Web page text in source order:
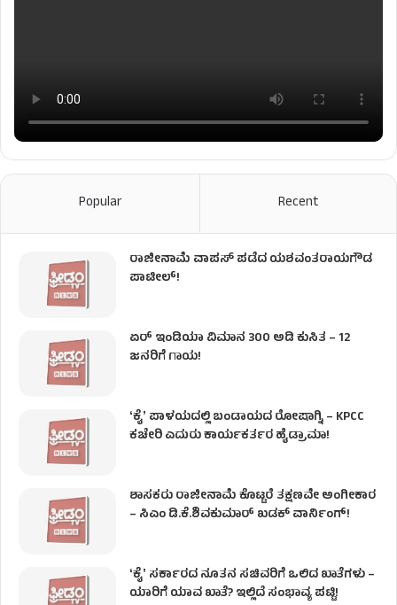
Popular Recent
ರಾಜೀನಾಮೆ ವಾಪಸ್ ಪಡೆದ ಯಶವಂತರಾಯಗೌಡ
ಪಾಟೀಲ್‌!
ಏರ್ ಇಂಡಿಯಾ ವಿಮಾನ 300 ಅಡಿ ಕುಸಿತ – 12
ಜನರಿಗೆ ಗಾಯ!
ʻಕೈʼ​ ಪಾಳಯದಲ್ಲಿ ಬಂಡಾಯದ ರೋಷಾಗ್ನಿ – KPCC
ಕಚೇರಿ ಎದುರು ಕಾರ್ಯಕರ್ತರ ಹೈಡ್ರಾಮಾ!
ಶಾಸಕರು ರಾಜೀನಾಮೆ ಕೊಟ್ಟರೆ ತಕ್ಷಣವೇ ಅಂಗೀಕಾರ
– ಸಿಎಂ ಡಿ.ಕೆ.ಶಿವಕುಮಾರ್ ಖಡಕ್ ವಾರ್ನಿಂಗ್!
ʻಕೈʼ ಸರ್ಕಾರದ ನೂತನ ಸಚಿವರಿಗೆ ಒಲಿದ ಖಾತೆಗಳು –
ಯಾರಿಗೆ ಯಾವ ಖಾತೆ? ಇಲ್ಲಿದೆ ಸಂಭಾವ್ಯ ಪಟ್ಟಿ!